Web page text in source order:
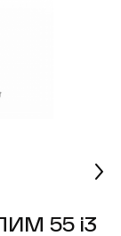
55 i3